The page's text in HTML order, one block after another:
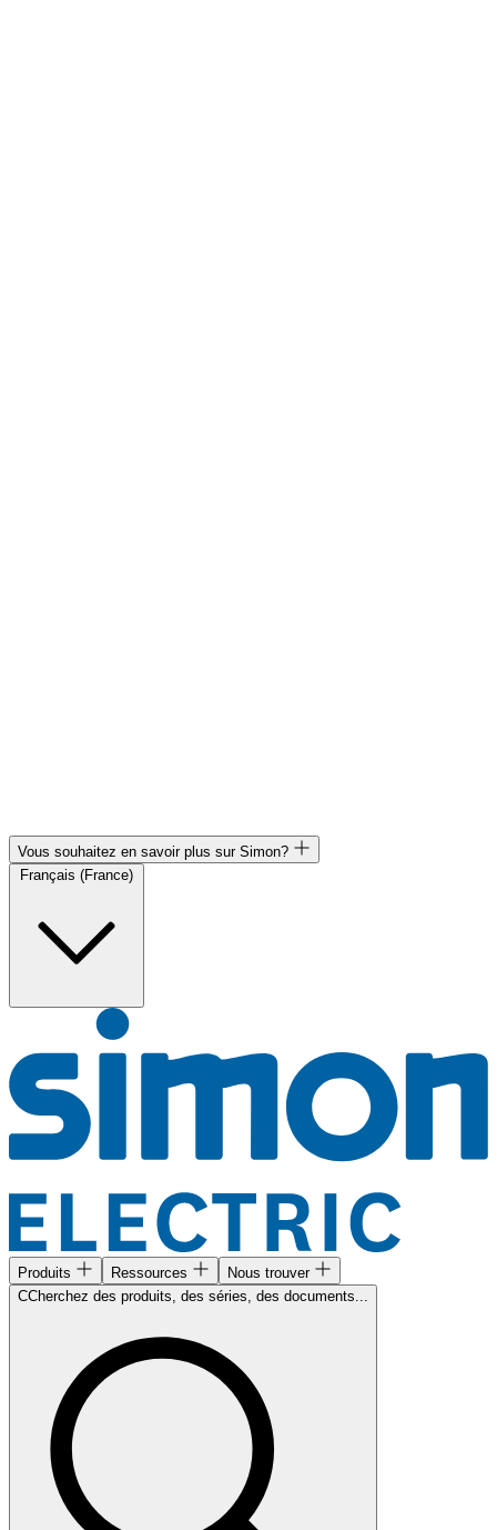
Vous souhaitez en savoir plus sur Simon?
Produits Ressources
Nous trouver
CCherchez des produits, des séries, des documents...